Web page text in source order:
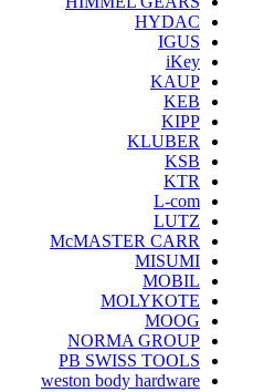
HYDAC
IGUS
iKey
KAUP
KEB
KIPP
KLUBER
KSB
KTR
L-com
LUTZ
McMASTER CARR
MISUMI
MOBIL
MOLYKOTE
MOOG
NORMA GROUP
PB SWISS TOOLS
weston body hardware